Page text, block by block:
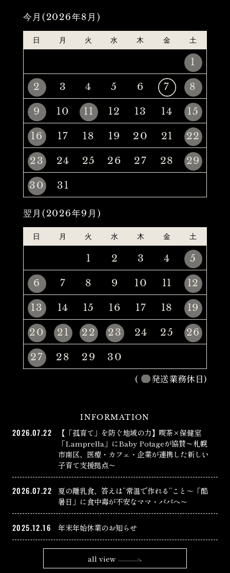
今月(2026年8月)
日 月 火 水 木 金 土
1
2
3 4 5 6 7
8
9
10 11 12 13 14
15
16
17 18 19 20 21
22
23
24 25 26 27 28
29
30
31
翌月(2026年9月)
日 月 火 水 木 金 土
1 2 3 4
5
6
7 8 9 10 11
12
13
14 15 16 17 18
19
20
21 22 23 24 25
26
27
28 29
30
(
発送業務休日)
INFORMATION
2026.07.22
【「孤育て」を防ぐ地域の力】喫茶×保健室
「Lamprella」にBaby Potageが協賛〜札幌
市南区、医療・カフェ・企業が連携した新しい
子育て支援拠点〜
2026.07.22
夏の離乳食、答えは”常温で作れる”こと〜「酷
暑日」に食中毒が不安なママ・パパへ〜
2025.12.16 年末年始休業のお知らせ
all view